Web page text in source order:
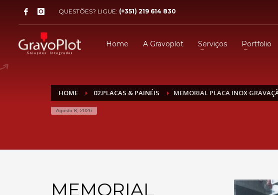
QUESTÕES? LIGUE: (+351) 219 614 830
Home A Gravoplot Serviços Portfolio
HOME 02.PLACAS & PAINÉIS MEMORIAL PLACA INOX
Agosto 8, 2026
MEMORIAL